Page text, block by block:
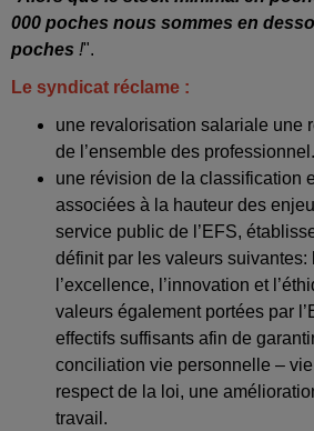
000 poches nous sommes en
poches !".
Le syndicat réclame :
une revalorisation salariale une
de l’ensemble des
une révision de la classification
associées à la hauteur des
service public de l’EFS,
définit par les valeurs suivantes:
l’excellence, l’innovation et
valeurs également portées par
effectifs suffisants afin de
conciliation vie personnelle –
respect de la loi, une
travail.